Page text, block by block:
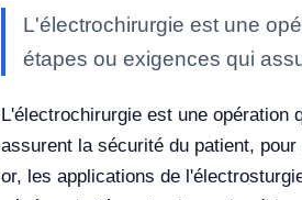
L'électrochirurgie est une
étapes ou exigences qui
L'électrochirurgie est une opération
assurent la sécurité du patient,
or, les applications de